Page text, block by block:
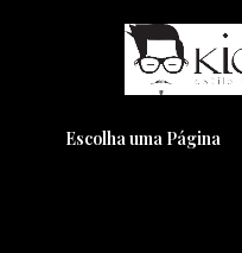
Escolha uma Página
Pensando